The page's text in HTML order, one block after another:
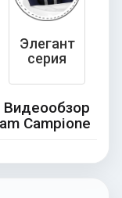
Элегант
серия
Видеообзор
Campione